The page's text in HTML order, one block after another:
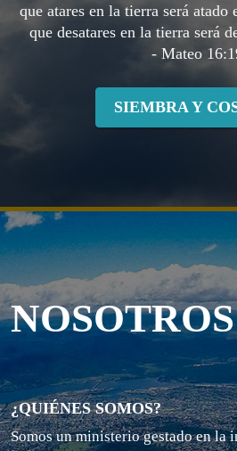
que atares en la tierra será
que desatares en la tierra será
- Mateo
SIEMBRA Y
NOSOTROS
¿QUIÉNES SOMOS?
Somos un ministerio gestado en la